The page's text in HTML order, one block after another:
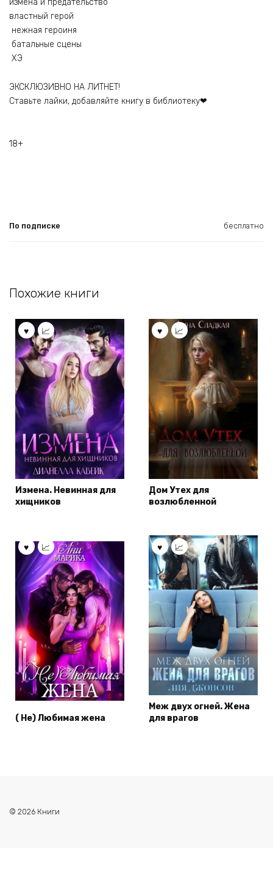
измена и предательство
властный герой
нежная героиня
батальные сцены
ХЭ
ЭКСКЛЮЗИВНО НА ЛИТНЕТ!
Ставьте лайки, добавляйте книгу в библиотеку❤
18+
По подписке бесплатно
Похожие книги
Измена. Невинная для
хищников
Дом Утех для
возлюбленной
( Не) Любимая жена
Меж двух огней. Жена
для врагов
© 2026 Книги